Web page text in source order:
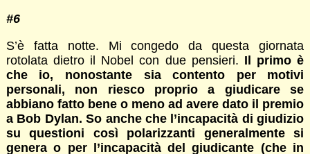
#6
S’è fatta notte. Mi congedo da questa giornata
rotolata dietro il Nobel con due pensieri. Il primo è
che io, nonostante sia contento per motivi
personali, non riesco proprio a giudicare se
abbiano fatto bene o meno ad avere dato il premio
a Bob Dylan. So anche che l’incapacità di giudizio
su questioni così polarizzanti generalmente si
genera o per l’incapacità del giudicante (che in